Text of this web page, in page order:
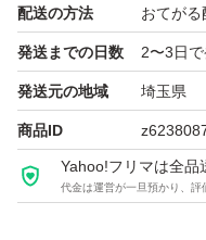
配送の方法 おてがる
発送までの日数 2〜3日
発送元の地域 埼玉県
商品ID
Yahoo!フリマは全品
代金は運営が一旦預かり、